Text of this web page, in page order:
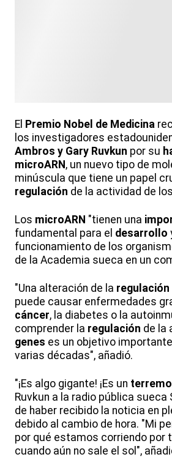
El Premio Nobel de Medicina
los investigadores
Ambros y Gary Ruvkun por su
microARN , un nuevo tipo de
minúscula que tiene un papel
regulación de la actividad de los
Los microARN "tienen una
fundamental para el desarrollo
funcionamiento de los
de la Academia sueca en un
"Una alteración de la regulación
puede causar enfermedades
cáncer, la diabetes o la
comprender la regulación de la
genes es un objetivo
varias décadas", añadió.
"¡Es algo gigante! ¡Es un
Ruvkun a la radio pública sueca
de haber recibido la noticia en
debido al cambio de hora. "Mi
por qué estamos corriendo por
cuando aún no sale el sol",